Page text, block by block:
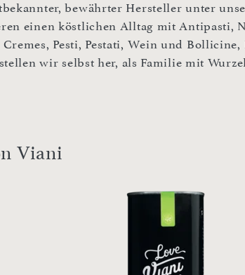
bewährter Hersteller unter
einen köstlichen Alltag mit Antipasti,
Pesti, Pestati, Wein und
wir selbst her, als Familie mit
Viani